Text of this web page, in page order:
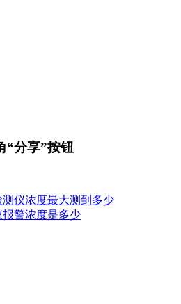
“分享”按钮
测仪浓度最大测到多少
警浓度是多少